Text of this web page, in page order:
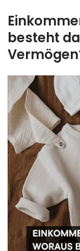
besteht